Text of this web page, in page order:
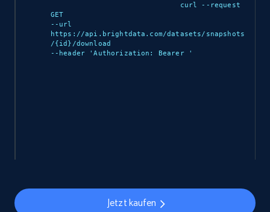
901+ 114+ Jetzt kaufen
124+
curl --request
GET
--url
https://api.brightdata.com/datasets/snapshots
/{id}/download
--header 'Authorization: Bearer
'
Jetzt kaufen